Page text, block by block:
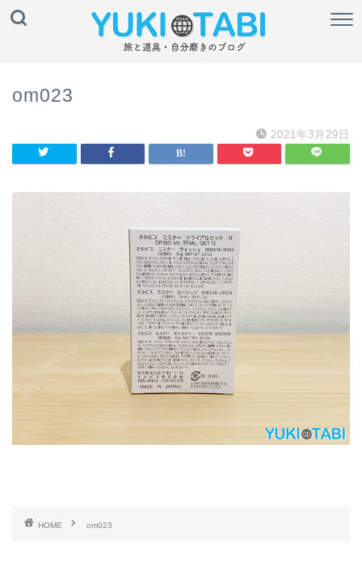
om023
2021年3月29日
HOME om023